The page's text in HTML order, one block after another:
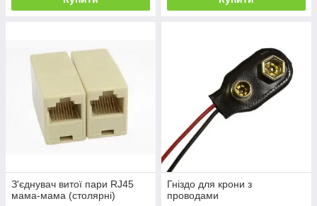
З'єднувач витої пари RJ45
мама-мама (столярні)
Гніздо для крони з
проводами